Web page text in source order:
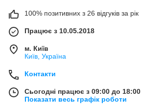
100% позитивних з 26 відгуків за рік
Працює з 10.05.2018
м. Київ
Київ, Україна
Контакти
Сьогодні працює з 09:00 до 18:00
Показати весь графік роботи